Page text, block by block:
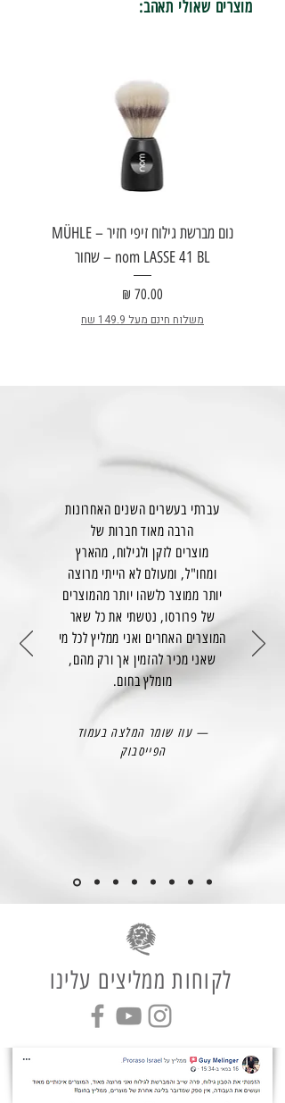
מוצרים שאולי תאהב:
נום מברשת גילוח זיפי חזיר – MÜHLE
nom LASSE 41 BL – שחור
מחיר
משלוח חינם מעל 149.9 שח
עברתי בעשרים השנים האחרונות
הרבה מאוד חברות של
מוצרים לזקן ולגילוח, מהארץ
ומחו"ל, ומעולם לא הייתי מרוצה
יותר ממוצר כלשהו יותר מהמוצרים
של פרורסו, נטשתי את כל שאר
המוצרים האחרים ואני ממליץ לכל מי
שאני מכיר להזמין אך ורק מהם,
מומלץ בחום.
— עוז שומר המלצה בעמוד
הפייסבוק
לקוחות ממליצים עלינו